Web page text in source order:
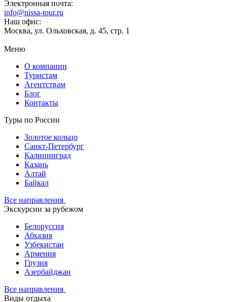
Электронная почта:
info@nissa-tour.ru
Наш офис:
Москва, ул. Ольховская, д. 45, стр. 1
Меню
О компании
Туристам
Агентствам
Блог
Контакты
Туры по России
Золотое кольцо
Санкт-Петербург
Калининград
Казань
Алтай
Байкал
Все направления
Экскурсии за рубежом
Белоруссия
Абхазия
Узбекистан
Армения
Грузия
Азербайджан
Все направления
Виды отдыха